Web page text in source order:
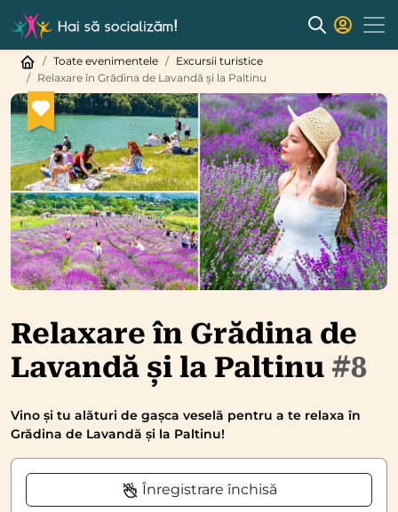
Toate evenimentele
Excursii turistice
Relaxare în Grădina de Lavandă și la Paltinu
Relaxare în Grădina de
Lavandă și la Paltinu #8
Vino și tu alături de gașca veselă pentru a te relaxa în
Grădina de Lavandă și la Paltinu!
Înregistrare închisă